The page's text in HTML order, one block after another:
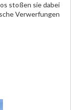
stoßen sie dabei
Verwerfungen